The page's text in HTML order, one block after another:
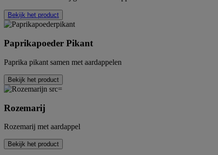
Bekijk het product
Paprikapoeder Pikant
Paprika pikant samen met aardappelen
Bekijk het product
Rozemarij
Rozemarij met aardappel
Bekijk het product